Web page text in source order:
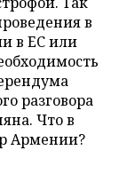
в
в ЕС или
разговора
Что в
Армении?